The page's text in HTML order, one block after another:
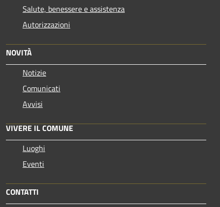
Salute, benessere e assistenza
Autorizzazioni
NOVITÀ
Notizie
Comunicati
Avvisi
VIVERE IL COMUNE
Luoghi
Eventi
CONTATTI